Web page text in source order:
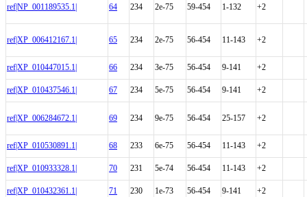
ref|NP_001189535.1| 64 234 2e-75 59-454 1-132 +2
ref|XP_006412167.1| 65 234 2e-75 56-454 11-143 +2
ref|XP_010447015.1| 66 234 3e-75 56-454 9-141 +2
ref|XP_010437546.1| 67 234 5e-75 56-454 9-141 +2
ref|XP_006284672.1| 69 234 9e-75 56-454 25-157 +2
ref|XP_010530891.1| 68 233 6e-75 56-454 11-143 +2
ref|XP_010933328.1| 70 231 5e-74 56-454 11-143 +2
ref|XP_010432361.1| 71 230 1e-73 56-454 9-141 +2